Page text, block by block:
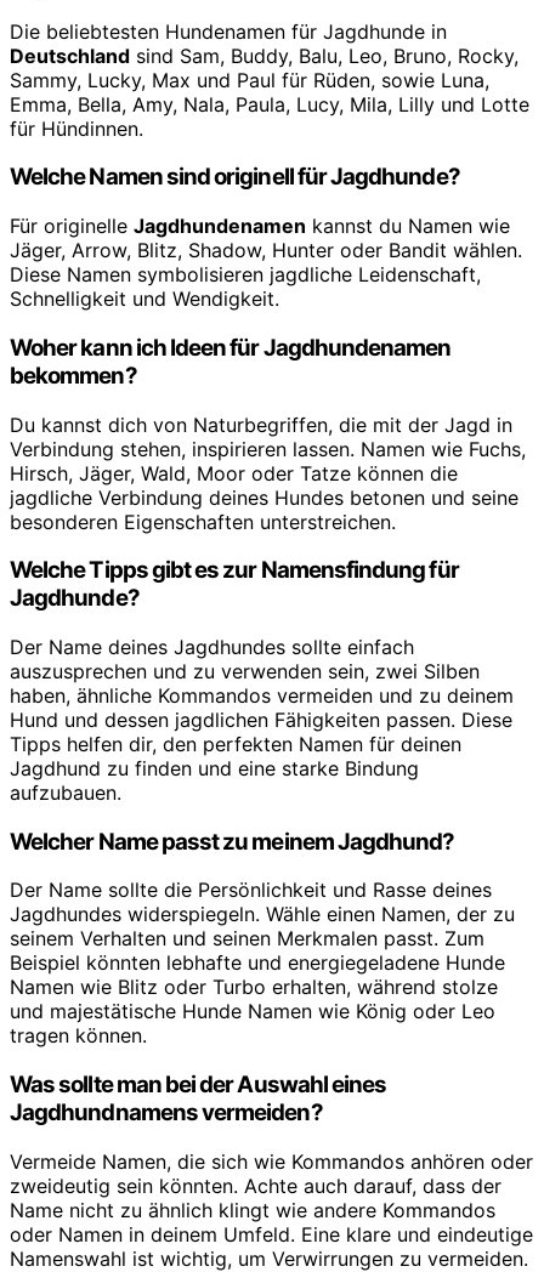
Die beliebtesten Hundenamen für Jagdhunde in
Deutschland sind Sam, Buddy, Balu, Leo, Bruno, Rocky,
Sammy, Lucky, Max und Paul für Rüden, sowie Luna,
Emma, Bella, Amy, Nala, Paula, Lucy, Mila, Lilly und Lotte
für Hündinnen.
Welche Namen sind originell für Jagdhunde?
Für originelle Jagdhundenamen kannst du Namen wie
Jäger, Arrow, Blitz, Shadow, Hunter oder Bandit wählen.
Diese Namen symbolisieren jagdliche Leidenschaft,
Schnelligkeit und Wendigkeit.
Woher kann ich Ideen für Jagdhundenamen
bekommen?
Du kannst dich von Naturbegriffen, die mit der Jagd in
Verbindung stehen, inspirieren lassen. Namen wie Fuchs,
Hirsch, Jäger, Wald, Moor oder Tatze können die
jagdliche Verbindung deines Hundes betonen und seine
besonderen Eigenschaften unterstreichen.
Welche Tipps gibt es zur Namensfindung für
Jagdhunde?
Der Name deines Jagdhundes sollte einfach
auszusprechen und zu verwenden sein, zwei Silben
haben, ähnliche Kommandos vermeiden und zu deinem
Hund und dessen jagdlichen Fähigkeiten passen. Diese
Tipps helfen dir, den perfekten Namen für deinen
Jagdhund zu finden und eine starke Bindung
aufzubauen.
Welcher Name passt zu meinem Jagdhund?
Der Name sollte die Persönlichkeit und Rasse deines
Jagdhundes widerspiegeln. Wähle einen Namen, der zu
seinem Verhalten und seinen Merkmalen passt. Zum
Beispiel könnten lebhafte und energiegeladene Hunde
Namen wie Blitz oder Turbo erhalten, während stolze
und majestätische Hunde Namen wie König oder Leo
tragen können.
Was sollte man bei der Auswahl eines
Jagdhundnamens vermeiden?
Vermeide Namen, die sich wie Kommandos anhören oder
zweideutig sein könnten. Achte auch darauf, dass der
Name nicht zu ähnlich klingt wie andere Kommandos
oder Namen in deinem Umfeld. Eine klare und eindeutige
Namenswahl ist wichtig, um Verwirrungen zu vermeiden.